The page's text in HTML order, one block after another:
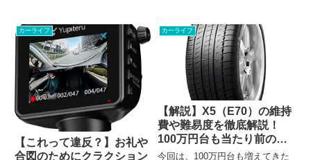
カーライフ
【これって違反？】お礼や
合図のためにクラクション
カーライフ
【解説】X5（E70）の維持
費や難易度を徹底解説！
100万円台も当たり前のX5
は買いか？
今回は、100万円台も増えてきた